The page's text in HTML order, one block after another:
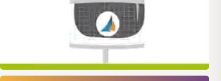
quilmes